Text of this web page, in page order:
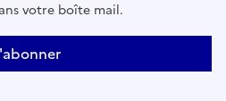
votre boîte mail.